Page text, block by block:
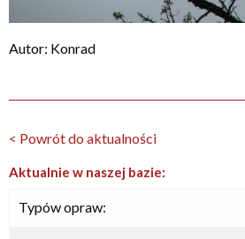
Autor: Konrad
< Powrót do aktualności
Aktualnie w naszej bazie:
Typów opraw: